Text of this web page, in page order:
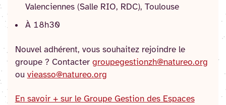
Valenciennes (Salle RIO, RDC), Toulouse
À 18h30
Nouvel adhérent, vous souhaitez rejoindre le
groupe ? Contacter groupegestionzh@natureo.org
ou vieasso@natureo.org
En savoir + sur le Groupe Gestion des Espaces